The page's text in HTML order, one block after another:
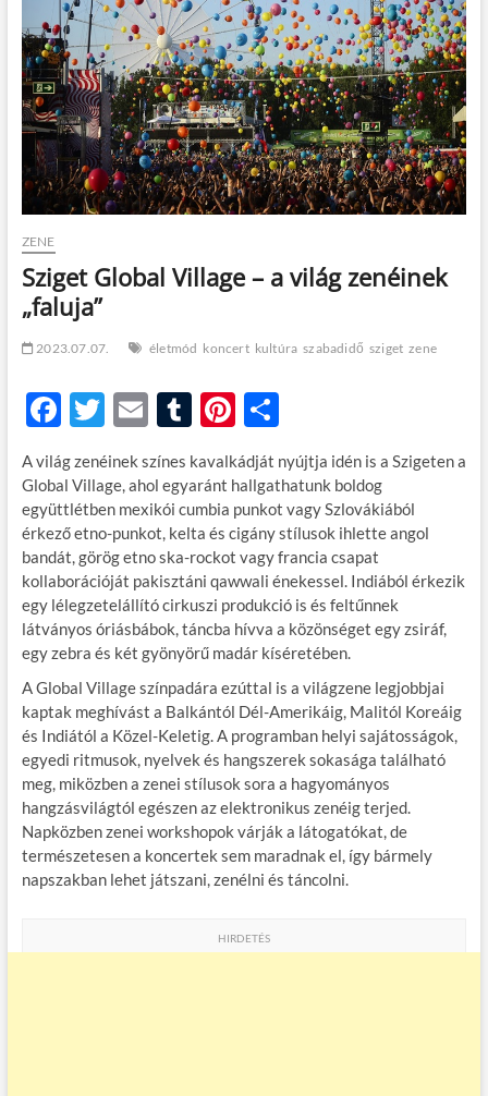
o
n
ZENE
Sziget Global Village – a világ zenéinek
„faluja”
2023.07.07. életmód koncert kultúra szabadidő sziget zene
F
e
b
o
o
k
T
w
itt
er
E
m
ail
T
u
m
bl
r
Pi
nt
er
es
t
O
ss
za
m
e
g
A világ zenéinek színes kavalkádját nyújtja idén is a Szigeten a
Global Village, ahol egyaránt hallgathatunk boldog
együttlétben mexikói cumbia punkot vagy Szlovákiából
érkező etno-punkot, kelta és cigány stílusok ihlette angol
bandát, görög etno ska-rockot vagy francia csapat
kollaborációját pakisztáni qawwali énekessel. Indiából érkezik
egy lélegzetelállító cirkuszi produkció is és feltűnnek
látványos óriásbábok, táncba hívva a közönséget egy zsiráf,
egy zebra és két gyönyörű madár kíséretében.
A Global Village színpadára ezúttal is a világzene legjobbjai
kaptak meghívást a Balkántól Dél-Amerikáig, Malitól Koreáig
és Indiától a Közel-Keletig. A programban helyi sajátosságok,
egyedi ritmusok, nyelvek és hangszerek sokasága található
meg, miközben a zenei stílusok sora a hagyományos
hangzásvilágtól egészen az elektronikus zenéig terjed.
Napközben zenei workshopok várják a látogatókat, de
természetesen a koncertek sem maradnak el, így bármely
napszakban lehet játszani, zenélni és táncolni.
HIRDETÉS